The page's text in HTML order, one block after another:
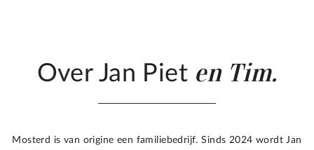
Over Jan Piet en Tim.
Mosterd is van origine een familiebedrijf. Sinds 2024 wordt Jan